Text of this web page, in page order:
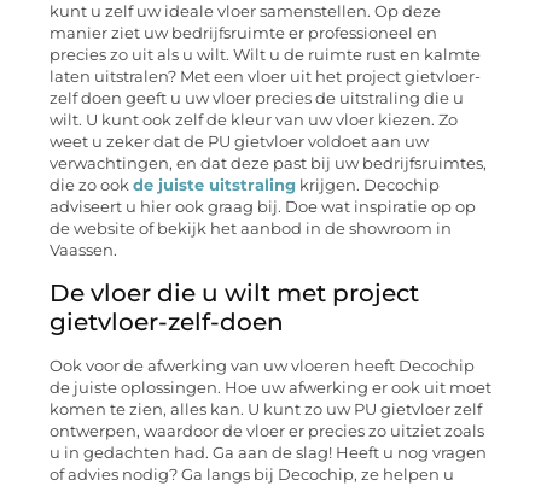
kunt u zelf uw ideale vloer samenstellen. Op deze
manier ziet uw bedrijfsruimte er professioneel en
precies zo uit als u wilt. Wilt u de ruimte rust en kalmte
laten uitstralen? Met een vloer uit het project gietvloer-
zelf doen geeft u uw vloer precies de uitstraling die u
wilt. U kunt ook zelf de kleur van uw vloer kiezen. Zo
weet u zeker dat de PU gietvloer voldoet aan uw
verwachtingen, en dat deze past bij uw bedrijfsruimtes,
die zo ook de juiste uitstraling krijgen. Decochip
adviseert u hier ook graag bij. Doe wat inspiratie op op
de website of bekijk het aanbod in de showroom in
Vaassen.
De vloer die u wilt met project
gietvloer-zelf-doen
Ook voor de afwerking van uw vloeren heeft Decochip
de juiste oplossingen. Hoe uw afwerking er ook uit moet
komen te zien, alles kan. U kunt zo uw PU gietvloer zelf
ontwerpen, waardoor de vloer er precies zo uitziet zoals
u in gedachten had. Ga aan de slag! Heeft u nog vragen
of advies nodig? Ga langs bij Decochip, ze helpen u